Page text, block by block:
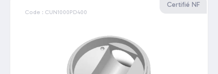
Certifié NF
Code : CUN1000PD400